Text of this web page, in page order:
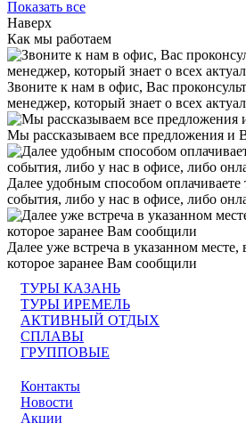
Показать все
Наверх
Как мы работаем
Звоните к нам в офис, Вас
менеджер, который знает о всех
Мы рассказываем все предложения и
Далее удобным способом оплачиваете
события, либо у нас в офисе, либо
Далее уже встреча в указанном месте,
которое заранее Вам сообщили
Контакты
Новости
Акции
ТУРЫ КАЗАНЬ
ТУРЫ ИРЕМЕЛЬ
АКТИВНЫЙ ОТДЫХ
СПЛАВЫ
ГРУППОВЫЕ